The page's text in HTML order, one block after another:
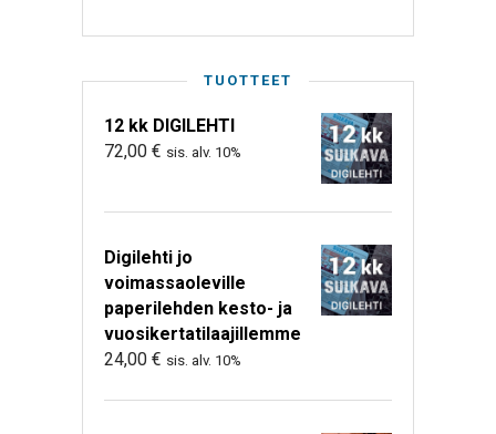
TUOTTEET
12 kk DIGILEHTI
72,00 € sis. alv. 10%
Digilehti jo
voimassaoleville
paperilehden kesto- ja
vuosikertatilaajillemme
24,00 € sis. alv. 10%